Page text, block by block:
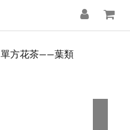
單方花茶——葉類